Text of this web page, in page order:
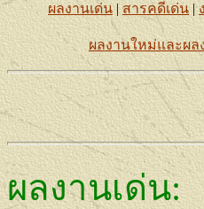
ผลงานเด่น |สารคดีเด่น |
ผลงานใหม่และผ
ผลงานเด่น: